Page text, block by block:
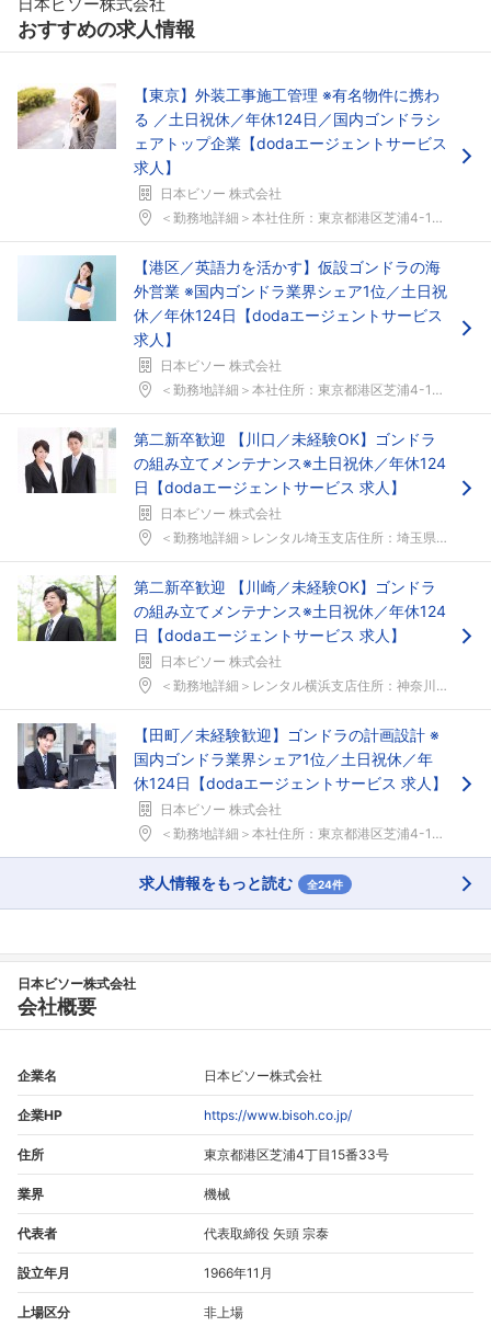
フォローしました
こちらの企業もフォローしませんか？
おすすめの求人情報
【東京】外装工事施工管理 ※有名物件に携わ
る ／土日祝休／年休124日／国内ゴンドラシ
ェアトップ企業【dodaエージェントサービス
求人】
日本ビソー 株式会社
＜勤務地詳細＞本社住所：東京都港区芝浦4-15-3...
【港区／英語力を活かす】仮設ゴンドラの海
外営業 ※国内ゴンドラ業界シェア1位／土日祝
休／年休124日【dodaエージェントサービス
求人】
日本ビソー 株式会社
＜勤務地詳細＞本社住所：東京都港区芝浦4-15-3...
第二新卒歓迎 【川口／未経験OK】ゴンドラ
の組み立てメンテナンス※土日祝休／年休124
日【dodaエージェントサービス 求人】
日本ビソー 株式会社
＜勤務地詳細＞レンタル埼玉支店住所：埼玉県川口市新...
第二新卒歓迎 【川崎／未経験OK】ゴンドラ
の組み立てメンテナンス※土日祝休／年休124
日【dodaエージェントサービス 求人】
日本ビソー 株式会社
＜勤務地詳細＞レンタル横浜支店住所：神奈川県川崎市...
【田町／未経験歓迎】ゴンドラの計画設計 ※
国内ゴンドラ業界シェア1位／土日祝休／年
休124日【dodaエージェントサービス 求人】
日本ビソー 株式会社
＜勤務地詳細＞本社住所：東京都港区芝浦4-15-3...
求人情報をもっと読む 全24件
日本ビソー株式会社
会社概要
企業名 日本ビソー株式会社
企業HP https://www.bisoh.co.jp/
住所 東京都港区芝浦4丁目15番33号
業界 機械
代表者 代表取締役 矢頭 宗泰
設立年月 1966年11月
上場区分 非上場